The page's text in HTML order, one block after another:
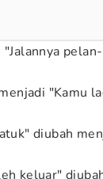
"Kamu
diubah
keluar"